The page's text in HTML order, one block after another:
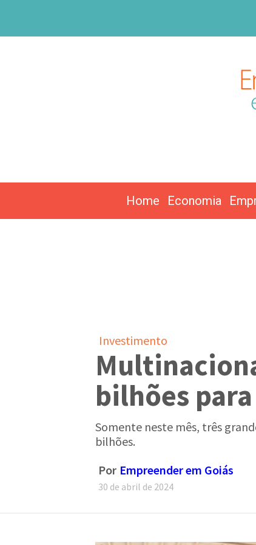
Home Economia
Investimento
bilhões
Somente neste mês, três
bilhões.
Por Empreender em Goiás
30 de abril de 2024